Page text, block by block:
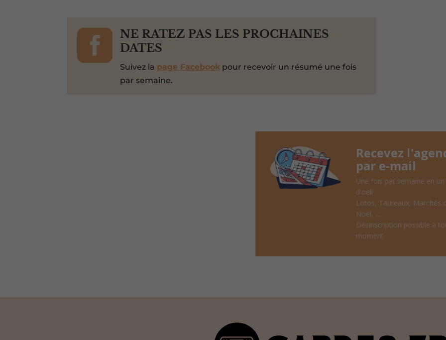

NE RATEZ PAS LES PROCHAINES
DATES
Suivez la page Facebookpour recevoir un résumé une fois
par semaine.
Recevez
par e-mail
Une fois par semaine en
d'oeil
Lotos, Taureaux, Marchés
Noël, ...
Désinscription possible à
moment